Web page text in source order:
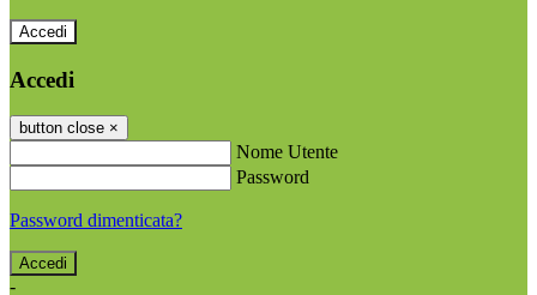
Accedi
Accedi
button close ×
Nome Utente
Password
Password dimenticata?
-